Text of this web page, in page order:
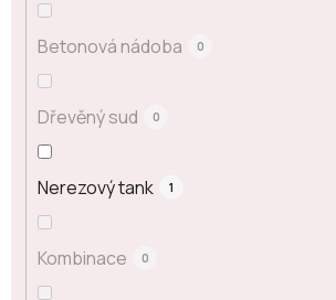
Betonová nádoba 0
Dřevěný sud 0
Nerezový tank 1
Kombinace 0